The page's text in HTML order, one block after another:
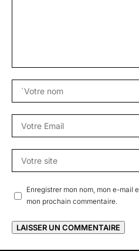
Enregistrer mon nom, mon e-mail
mon prochain commentaire.